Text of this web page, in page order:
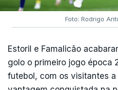
Foto: Rodrigo
Estoril e Famalicão
golo o primeiro jogo época
futebol, com os visitantes